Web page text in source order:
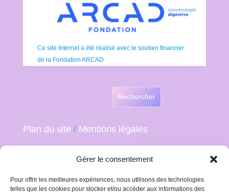
Gérer le consentement
Pour offrir les meilleures expériences, nous utilisons des technologies
telles que les cookies pour stocker et/ou accéder aux informations des
Ce site Internet a été réalisé avec le soutien financier
de la Fondation ARCAD
Rechercher
Plan du site / Mentions légales